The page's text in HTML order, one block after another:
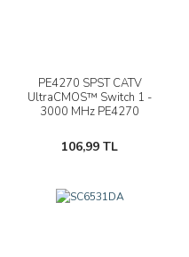
PE4270 SPST CATV
UltraCMOS™ Switch 1 -
3000 MHz PE4270
106,99 TL